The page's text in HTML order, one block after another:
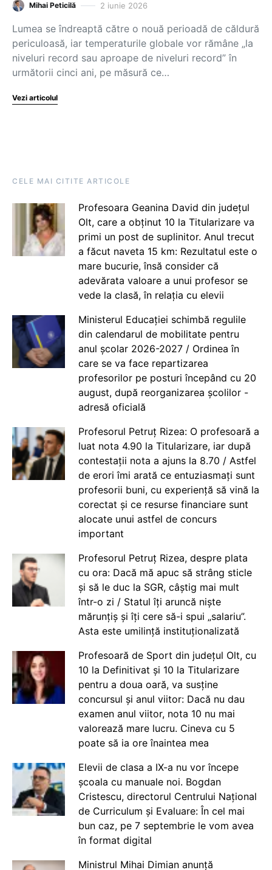
Mihai Peticilă 2 iunie 2026
Lumea se îndreaptă către o nouă perioadă de căldură
periculoasă, iar temperaturile globale vor rămâne „la
niveluri record sau aproape de niveluri record” în
următorii cinci ani, pe măsură ce…
Vezi articolul
CELE MAI CITITE ARTICOLE
Profesoara Geanina David din județul
Olt, care a obținut 10 la Titularizare va
primi un post de suplinitor. Anul trecut
a făcut naveta 15 km: Rezultatul este o
mare bucurie, însă consider că
adevărata valoare a unui profesor se
vede la clasă, în relația cu elevii
Ministerul Educației schimbă regulile
din calendarul de mobilitate pentru
anul școlar 2026-2027 / Ordinea în
care se va face repartizarea
profesorilor pe posturi începând cu 20
august, după reorganizarea școlilor -
adresă oficială
Profesorul Petruț Rizea: O profesoară a
luat nota 4.90 la Titularizare, iar după
contestații nota a ajuns la 8.70 / Astfel
de erori îmi arată ce entuziasmați sunt
profesorii buni, cu experiență să vină la
corectat și ce resurse financiare sunt
alocate unui astfel de concurs
important
Profesorul Petruț Rizea, despre plata
cu ora: Dacă mă apuc să strâng sticle
și să le duc la SGR, câștig mai mult
într-o zi / Statul îți aruncă niște
mărunțiș și îți cere să-i spui „salariu”.
Asta este umilință instituționalizată
Profesoară de Sport din județul Olt, cu
10 la Definitivat și 10 la Titularizare
pentru a doua oară, va susține
concursul și anul viitor: Dacă nu dau
examen anul viitor, nota 10 nu mai
valorează mare lucru. Cineva cu 5
poate să ia ore înaintea mea
Elevii de clasa a IX-a nu vor începe
școala cu manuale noi. Bogdan
Cristescu, directorul Centrului Național
de Curriculum și Evaluare: În cel mai
bun caz, pe 7 septembrie le vom avea
în format digital
Ministrul Mihai Dimian anunță